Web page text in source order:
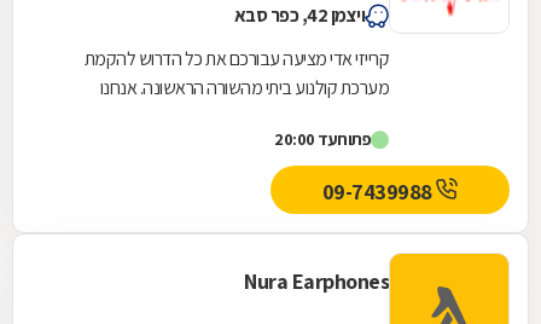
ויצמן 42, כפר סבא
קרייזי אדי מציעה עבורכם את כל הדרוש להקמת
מערכת קולנוע ביתי מהשורה הראשונה. אנחנו
הגברה, מקרן,...
פתוחעד 20:00
09-7439988
Nura Earphones